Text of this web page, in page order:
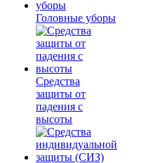
Головные уборы
Средства
защиты от
падения с
высоты